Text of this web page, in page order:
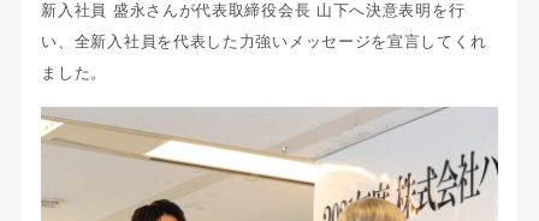
新入社員 盛永さんが代表取締役会長 山下へ決意表明を行
い、全新入社員を代表した力強いメッセージを宣言してくれ
ました。